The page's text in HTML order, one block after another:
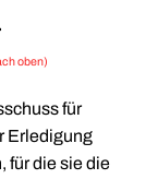
oben)
für
Erledigung
für die sie die